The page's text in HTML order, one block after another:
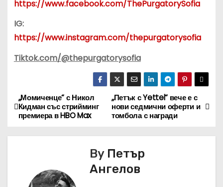
https://www.facebook.com/ThePurgatorySofia
IG:
https://www.instagram.com/thepurgatorysofia
Tiktok.com/@thepurgatorysofia
Н
а
„Петък с Yettel“ вече е с
нови седмични оферти и
томбола с награди
„Момиченце“ с Никол
Кидман със стрийминг
премиера в HBO Max
By Петър
Ангелов